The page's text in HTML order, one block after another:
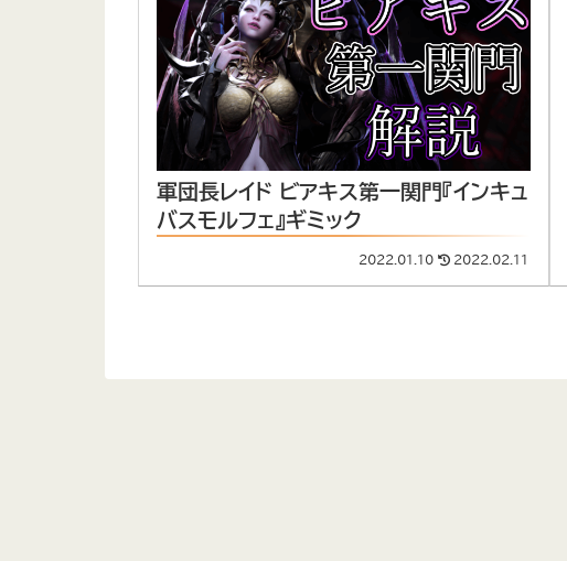
軍団長レイド ビアキス第一関門『インキュ
バスモルフェ』ギミック
2022.01.10 2022.02.11